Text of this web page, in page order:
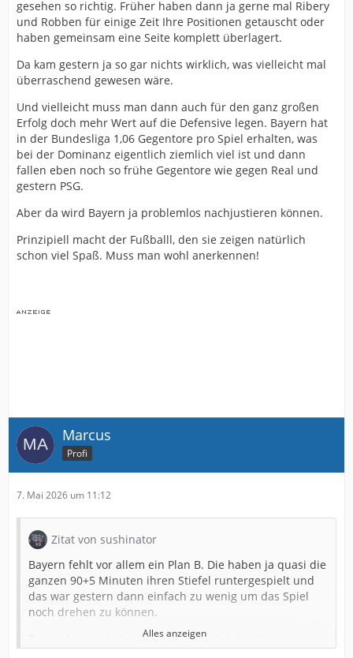
gesehen so richtig. Früher haben dann ja gerne mal Ribery
und Robben für einige Zeit Ihre Positionen getauscht oder
haben gemeinsam eine Seite komplett überlagert.
Da kam gestern ja so gar nichts wirklich, was vielleicht mal
überraschend gewesen wäre.
Und vielleicht muss man dann auch für den ganz großen
Erfolg doch mehr Wert auf die Defensive legen. Bayern hat
in der Bundesliga 1,06 Gegentore pro Spiel erhalten, was
bei der Dominanz eigentlich ziemlich viel ist und dann
fallen eben noch so frühe Gegentore wie gegen Real und
gestern PSG.
Aber da wird Bayern ja problemlos nachjustieren können.
Prinzipiell macht der Fußballl, den sie zeigen natürlich
schon viel Spaß. Muss man wohl anerkennen!
Marcus
Profi
7. Mai 2026 um 11:12
Zitat von sushinator
Bayern fehlt vor allem ein Plan B. Die haben ja quasi die
ganzen 90+5 Minuten ihren Stiefel runtergespielt und
das war gestern dann einfach zu wenig um das Spiel
noch drehen zu können.
Zumindest ich habe da gestern auch keine Variationen
Alles anzeigen